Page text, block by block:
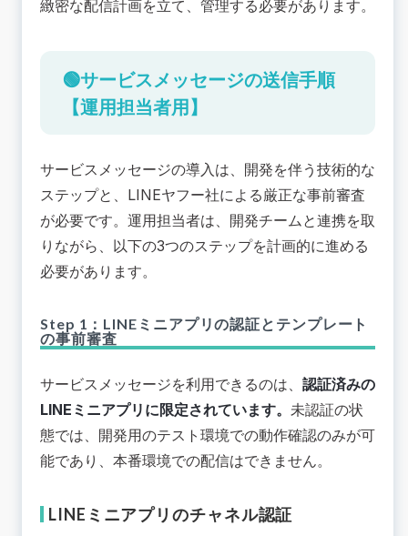
緻密な配信計画を立て、管理する必要があります。
🟢サービスメッセージの送信手順
【運用担当者用】
サービスメッセージの導入は、開発を伴う技術的な
ステップと、LINEヤフー社による厳正な事前審査
が必要です。運用担当者は、開発チームと連携を取
りながら、以下の3つのステップを計画的に進める
必要があります。
Step 1：LINEミニアプリの認証とテンプレート
の事前審査
サービスメッセージを利用できるのは、 認証済みの
LINEミニアプリに限定されています。 未認証の状
態では、開発用のテスト環境での動作確認のみが可
能であり、本番環境での配信はできません。
LINEミニアプリのチャネル認証